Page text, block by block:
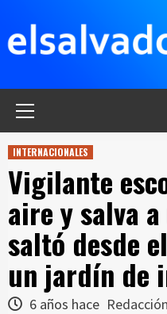
contenido
INTERNACIONALES
Vigilante
aire y salva
saltó desde
un jardín de
6 años hace Redacción